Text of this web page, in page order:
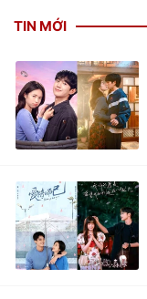
TIN MỚI